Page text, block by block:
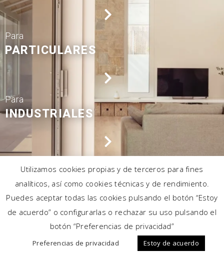
PARTICULARES
Para
INDUSTRIALES
Para
ARQUITECTOS
Utilizamos cookies propias y de terceros para fines
analíticos, así como cookies técnicas y de rendimiento.
Puedes aceptar todas las cookies pulsando el botón “Estoy
de acuerdo” o configurarlas o rechazar su uso pulsando el
botón “Preferencias de privacidad”
Preferencias de privacidad Estoy de acuerdo